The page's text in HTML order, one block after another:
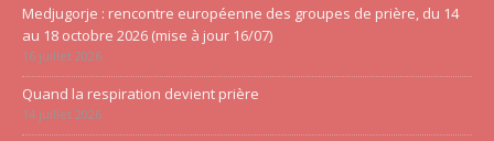
Medjugorje : rencontre européenne des groupes de prière, du 14
au 18 octobre 2026 (mise à jour 16/07)
16 juillet 2026
Quand la respiration devient prière
14 juillet 2026